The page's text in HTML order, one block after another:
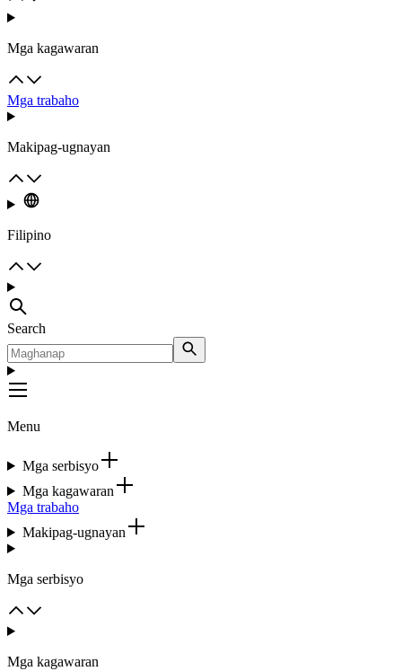
Mga kagawaran
Mga trabaho
Makipag-ugnayan
Filipino
Search
Menu
Mga serbisyo
Mga kagawaran
Mga trabaho
Makipag-ugnayan
Mga serbisyo
Mga kagawaran